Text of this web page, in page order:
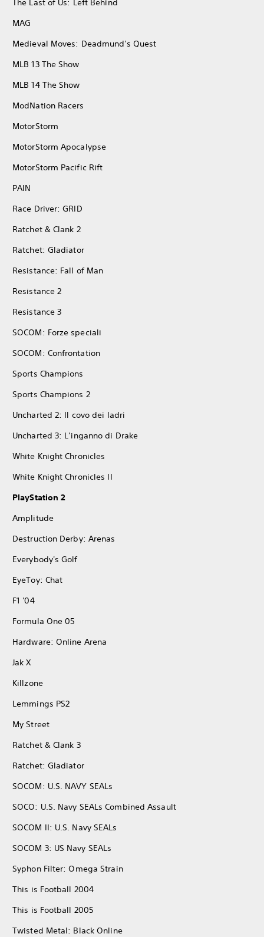
The Last of Us: Left Behind
MAG
Medieval Moves: Deadmund's Quest
MLB 13 The Show
MLB 14 The Show
ModNation Racers
MotorStorm
MotorStorm Apocalypse
MotorStorm Pacific Rift
PAIN
Race Driver: GRID
Ratchet & Clank 2
Ratchet: Gladiator
Resistance: Fall of Man
Resistance 2
Resistance 3
SOCOM: Forze speciali
SOCOM: Confrontation
Sports Champions
Sports Champions 2
Uncharted 2: Il covo dei ladri
Uncharted 3: L’inganno di Drake
White Knight Chronicles
White Knight Chronicles II
PlayStation 2
Amplitude
Destruction Derby: Arenas
Everybody's Golf
EyeToy: Chat
F1 '04
Formula One 05
Hardware: Online Arena
Jak X
Killzone
Lemmings PS2
My Street
Ratchet & Clank 3
Ratchet: Gladiator
SOCOM: U.S. NAVY SEALs
SOCO: U.S. Navy SEALs Combined Assault
SOCOM II: U.S. Navy SEALs
SOCOM 3: US Navy SEALs
Syphon Filter: Omega Strain
This is Football 2004
This is Football 2005
Twisted Metal: Black Online